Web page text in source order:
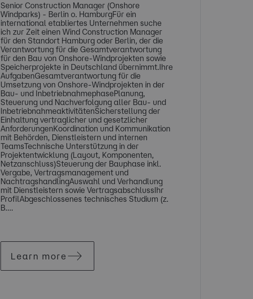
Senior Construction Manager (Onshore
Windparks) - Berlin o. HamburgFür ein
international etabliertes Unternehmen suche
ich zur Zeit einen Wind Construction Manager
für den Standort Hamburg oder Berlin, der die
Verantwortung für die Gesamtverantwortung
für den Bau von Onshore-Windprojekten sowie
Speicherprojekte in Deutschland übernimmt.Ihre
AufgabenGesamtverantwortung für die
Umsetzung von Onshore-Windprojekten in der
Bau- und InbetriebnahmephasePlanung,
Steuerung und Nachverfolgung aller Bau- und
InbetriebnahmeaktivitätenSicherstellung der
Einhaltung vertraglicher und gesetzlicher
AnforderungenKoordination und Kommunikation
mit Behörden, Dienstleistern und internen
TeamsTechnische Unterstützung in der
Projektentwicklung (Layout, Komponenten,
Netzanschluss)Steuerung der Bauphase inkl.
Vergabe, Vertragsmanagement und
NachtragshandlingAuswahl und Verhandlung
mit Dienstleistern sowie VertragsabschlussIhr
ProfilAbgeschlossenes technisches Studium (z.
B....
Learn more